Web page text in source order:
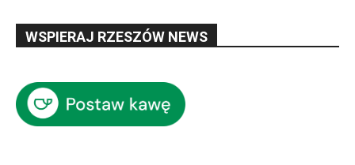
WSPIERAJ RZESZÓW NEWS